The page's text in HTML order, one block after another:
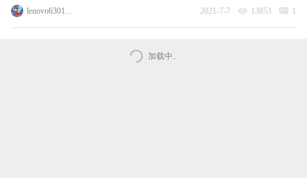
lenovo63017180 2021-7-7 13853 1
加载中..